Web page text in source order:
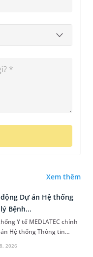
Xem thêm
2026
động Dự án Hệ thống
Bệnh...
Y tế MEDLATEC chính
Hệ thống Thông tin
- Hospital Information
Dự á...